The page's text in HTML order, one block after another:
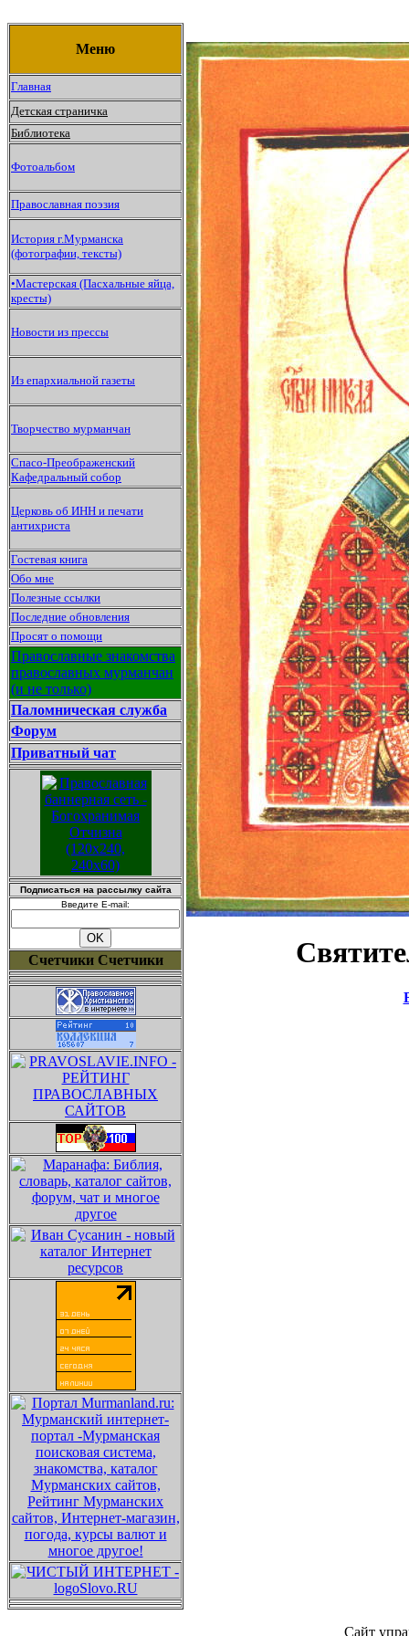
Меню
Главная
Детская страничка
Библиотека
Фотоальбом
Православная поэзия
История г.Мурманска
(фотографии, тексты)
•Мастерская (Пасхальные яйца,
кресты)
Новости из прессы
Из епархиальной газеты
Творчество мурманчан
Спасо-Преображенский
Кафедральный собор
Церковь об ИНН и печати
антихриста
Гостевая книга
Обо мне
Полезные ссылки
Последние обновления
Просят о помощи
Православные знакомства
православных мурманчан
(и не только)
Паломническая служба
Форум
Приватный чат
Подписаться на рассылку сайта
Введите E-mail:
Счетчики Счетчики
Сайт